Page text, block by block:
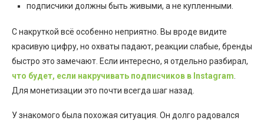
подписчики должны быть живыми, а не купленными.
С накруткой всё особенно неприятно. Вы вроде видите
красивую цифру, но охваты падают, реакции слабые, бренды
быстро это замечают. Если интересно, я отдельно разбирал,
что будет, если накручивать подписчиков в Instagram
Для монетизации это почти всегда шаг назад.
У знакомого была похожая ситуация. Он долго радовался